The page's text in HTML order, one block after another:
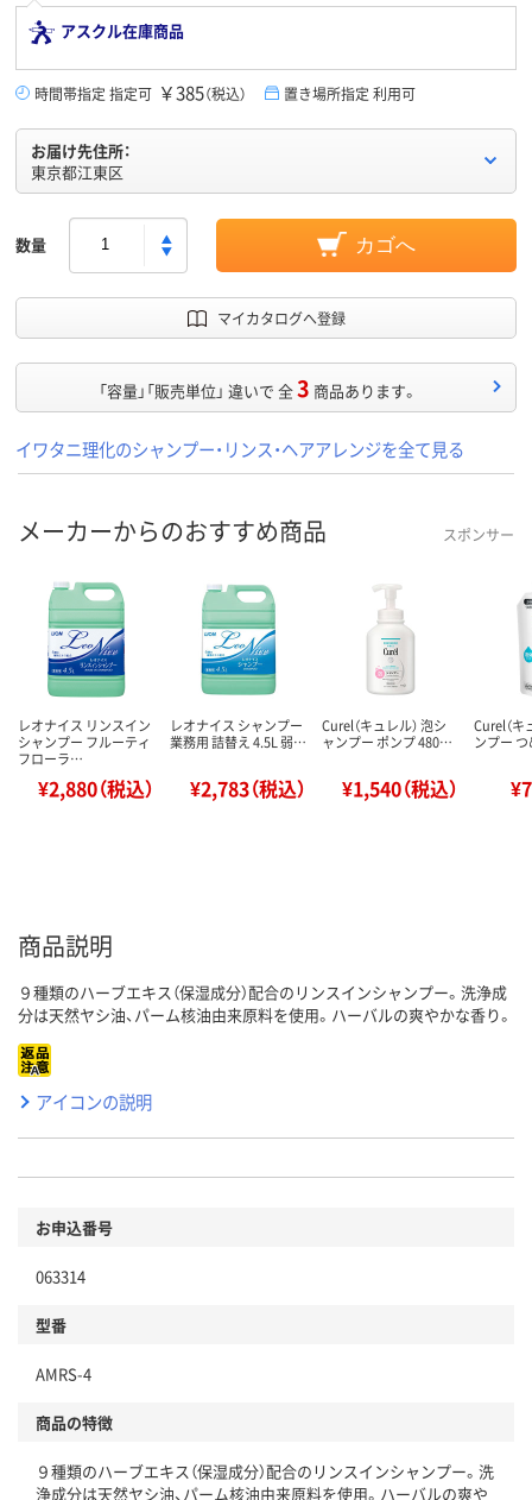
アスクル在庫商品
時間帯指定 指定可 ￥385（税込） 置き場所指定 利用可
お届け先住所：
東京都江東区
数量 カゴへ
マイカタログへ登録
「容量」「販売単位」 違いで 全3 商品あります。
イワタニ理化のシャンプー・リンス・ヘアアレンジを全て見る
メーカーからのおすすめ商品 スポンサー
レオナイス リンスイン
シャンプー フルーティ
フローラ…
¥2,880（税込）
レオナイス シャンプー
業務用 詰替え 4.5L 弱…
¥2,783（税込）
Curel（キュレル） 泡シ
ャンプー ポンプ 480…
¥1,540（税込）
Curel（キ
ンプー
商品説明
９種類のハーブエキス（保湿成分）配合のリンスインシャンプー。洗浄成
分は天然ヤシ油、パーム核油由来原料を使用。ハーバルの爽やかな香り。
アイコンの説明
お申込番号
063314
型番
AMRS-4
商品の特徴
９種類のハーブエキス（保湿成分）配合のリンスインシャンプー。洗
浄成分は天然ヤシ油、パーム核油由来原料を使用。ハーバルの爽や